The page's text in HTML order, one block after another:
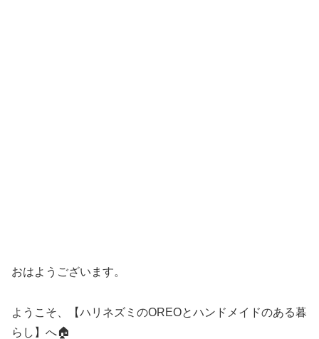
おはようございます。
ようこそ、【ハリネズミのOREOとハンドメイドのある暮
らし】へ🏠